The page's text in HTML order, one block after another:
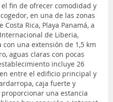
fin de ofrecer comodidad y
en una de las zonas
Rica, Playa Panamá, a
de Liberia,
con una extensión de 1,5 km
aguas claras con pocas
incluye 26
entre el edificio principal y
caja fuerte y
una estancia